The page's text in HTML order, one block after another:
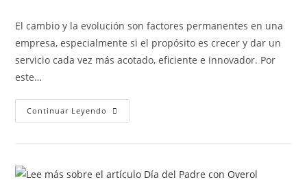
El cambio y la evolución son factores permanentes en una
empresa, especialmente si el propósito es crecer y dar un
servicio cada vez más acotado, eficiente e innovador. Por
este…
Continuar Leyendo